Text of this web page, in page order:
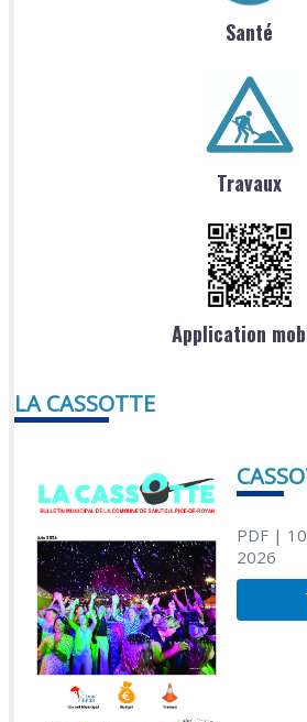
Santé
Travaux
Application
LA CASSOTTE
PDF|
2026